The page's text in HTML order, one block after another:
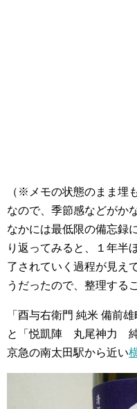
（※メモの状態のまま埋
なので、季節感などがか
なかには最低限の備忘録
り返ってみると、１年半
了されていく過程が見え
うだったので、整理する
「酉与右衛門 純米 備前
と「悦凱陣 丸尾神力
京急の南太田駅から近い